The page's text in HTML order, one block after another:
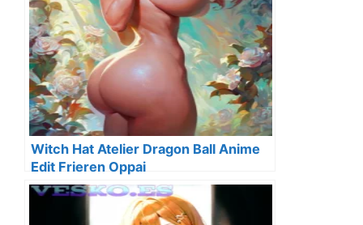
Witch Hat Atelier Dragon Ball Anime
Edit Frieren Oppai